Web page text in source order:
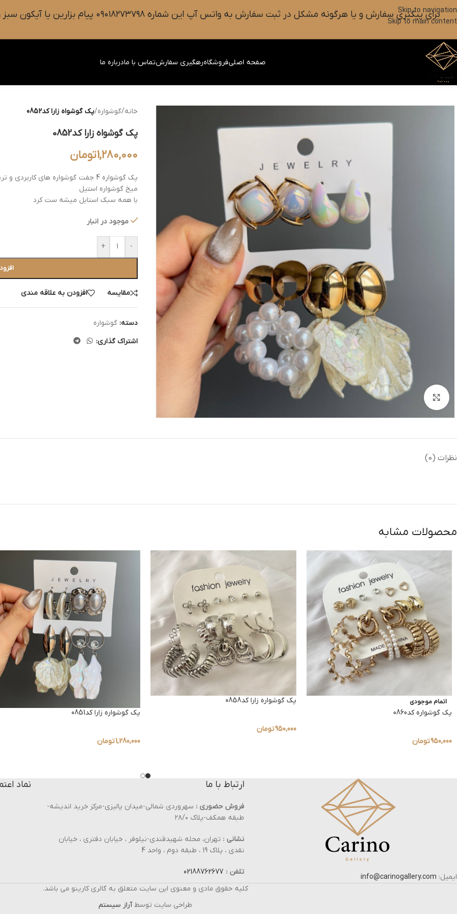
Skip to navigation
Skip to main content
برای پیگیری سفارش و یا هرگونه مشکل در ثبت سفارش به واتس آپ این شماره ۰۹۰۱۸۲۷۳۷۹۸ پیام بزارین یا آیکون سبز رنگ واتس آپ روی صفحه را فشار دهید.
صفحه اصلیفروشگاهرهگیری سفارشتماس با مادرباره ما
بزرگنمایی تصویر
خانه/گوشواره/پک گوشواه زارا کد0852
پک گوشواه زارا کد0852
1,280,000تومان
پک گوشواره 4 جفت گوشواره های کاربردی و ترند
میخ گوشواره استیل
با همه سبک استایل میشه ست کرد
موجود در انبار
-
+
مقایسه افزودن به علاقه مندی
دسته: گوشواره
اشتراک گذاری:
نظرات (0)
محصولات مشابه
اتمام موجودی
پک گوشواره کد0860
950,000تومان
پک گوشواره زارا کد0858
950,000تومان
پک گوشواره زارا کد0851
1,280,000تومان
ایمیل: info@carinogallery.com
ارتباط با ما
فروش حضوری : سهروردی شمالی-میدان پالیزی-مرکز خرید اندیشه-
طبقه همکف-پلاک ۲۸/۰
نشانی : تهران، محله شهیدقندی-نیلوفر ، خیابان دفتری ، خیابان
نقدی ، پلاک 19 ، طبقه دوم ، واحد 4
تلفن : 02188762677
نماد
کلیه حقوق مادی و معنوی این سایت متعلق به گالری کارینو می باشد.
طراحی سایت توسطآراز سیستم